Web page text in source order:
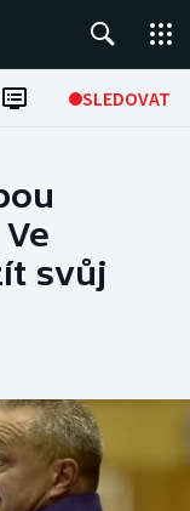
SLEDOVAT
svůj